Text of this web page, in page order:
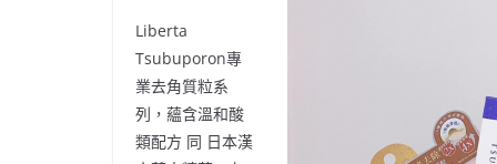
Liberta
Tsubuporon專
業去角質粒系
列，蘊含溫和酸
類配方 同 日本漢